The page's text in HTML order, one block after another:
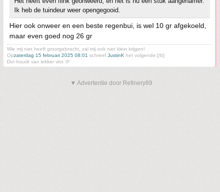
Ik heb de tuindeur weer opengegooid.
Hier ook onweer en een beste regenbui, is wel 10 gr afgekoeld,
maar even goed nog 26 gr
Wie mij niet heeft grootgebracht, zal mij ook niet klein krijgen!
Opzaterdag 15 februari 2025 08:01 schreef JustinK het volgende:[/b]
Dot houdt van lekker vlot :P
▼ Advertentie door Refinery89